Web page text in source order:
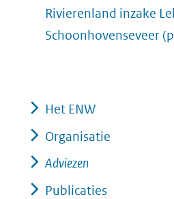
Rivierenland inzake
Schoonhovenseveer
Het ENW
Organisatie
Adviezen
Publicaties